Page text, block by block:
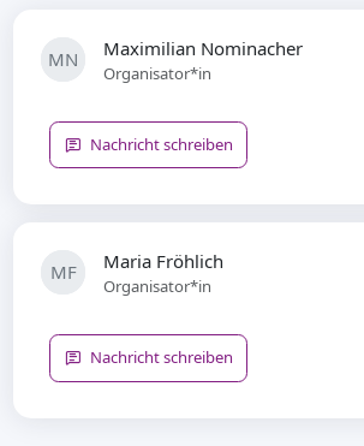
MN Maximilian Nominacher
Organisator*in
Nachricht schreiben
MF Maria Fröhlich
Organisator*in
Nachricht schreiben